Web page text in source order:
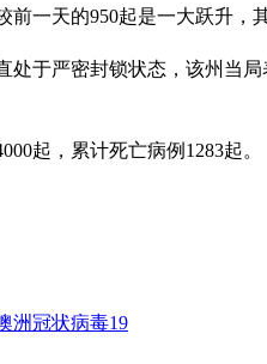
前一天的950起是一大跃升，
处于严密封锁状态，该州当
起，累计死亡病例1283起。
洲冠状病毒19